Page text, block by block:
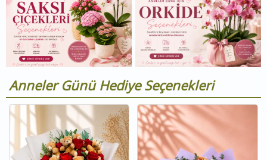
Anneler Günü Hediye Seçenekleri